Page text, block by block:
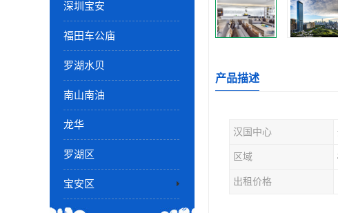
深圳宝安
福田车公庙
罗湖水贝
南山南油
龙华
罗湖区
宝安区
产品描述
汉国中心
区域
出租价格